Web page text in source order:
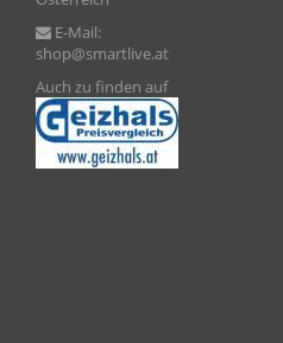
E-Mail:
shop@smartlive.at
Auch zu finden auf